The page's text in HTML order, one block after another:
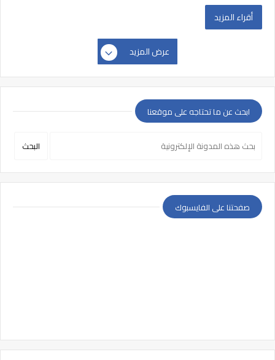
أقراء المزيد
عرض المزيد
ابحث عن ما تحتاجه على موقعنا
صفحتنا على الفايسبوك